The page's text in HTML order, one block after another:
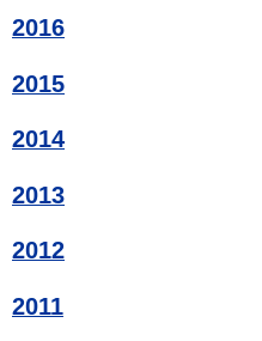
2016
2015
2014
2013
2012
2011